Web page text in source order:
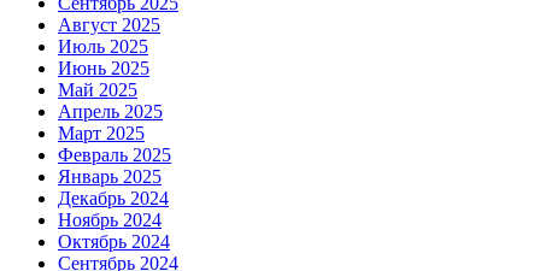
Август 2025
Июль 2025
Июнь 2025
Май 2025
Апрель 2025
Март 2025
Февраль 2025
Январь 2025
Декабрь 2024
Ноябрь 2024
Октябрь 2024
Сентябрь 2024